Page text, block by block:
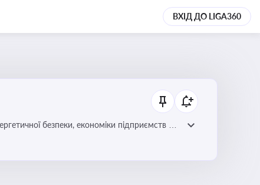
ВХІД ДО LIGA360
безпеки, економіки підприємств та